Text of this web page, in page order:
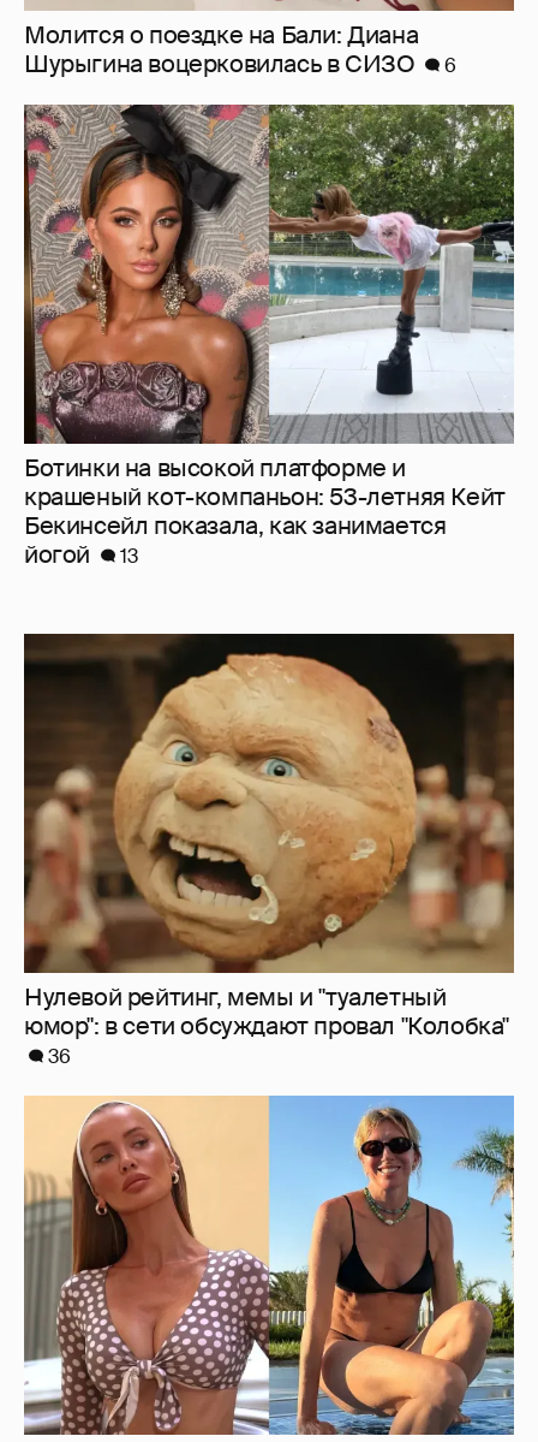
Молится о поездке на Бали: Диана
Шурыгина воцерковилась в СИЗО
6
Ботинки на высокой платформе и
крашеный кот-компаньон: 53-летняя Кейт
Бекинсейл показала, как занимается
йогой
13
Нулевой рейтинг, мемы и "туалетный
юмор": в сети обсуждают провал "Колобка"
36